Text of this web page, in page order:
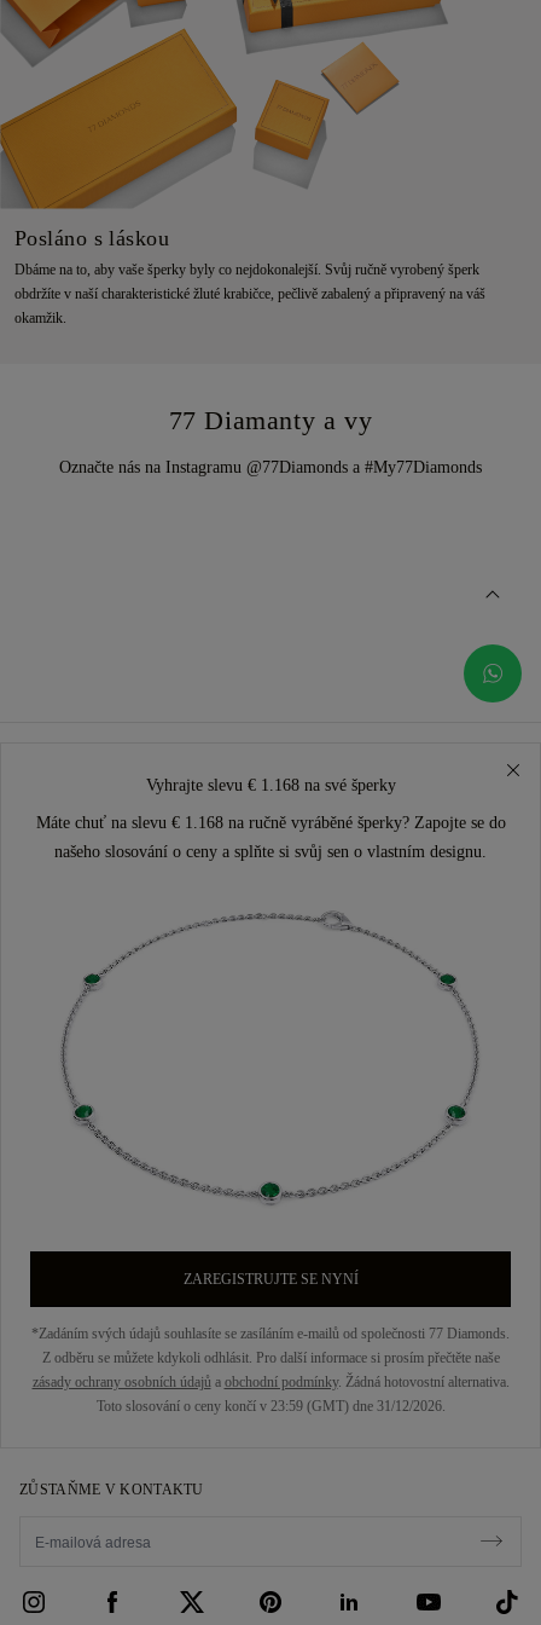
Posláno s láskou
Dbáme na to, aby vaše šperky byly co nejdokonalejší. Svůj ručně vyrobený šperk
obdržíte v naší charakteristické žluté krabičce, pečlivě zabalený a připravený na váš
okamžik.
77 Diamanty a vy
Označte nás na Instagramu @77Diamonds a #My77Diamonds
Vyhrajte slevu € 1.168 na své šperky
Máte chuť na slevu € 1.168 na ručně vyráběné šperky? Zapojte se do
našeho slosování o ceny a splňte si svůj sen o vlastním designu.
ZAREGISTRUJTE SE NYNÍ
*Zadáním svých údajů souhlasíte se zasíláním e-mailů od společnosti 77 Diamonds.
Z odběru se můžete kdykoli odhlásit. Pro další informace si prosím přečtěte naše
zásady ochrany osobních údajůa obchodní podmínky. Žádná hotovostní alternativa.
Toto slosování o ceny končí v 23:59 (GMT) dne 31/12/2026.
ZŮSTAŇME V KONTAKTU